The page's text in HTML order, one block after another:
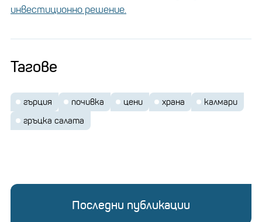
инвестиционно решение.
Тагове
гърция почивка цени храна
калмари
гръцка салата
Последни публикации